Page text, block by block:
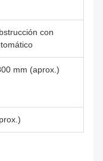
con
mm (aprox.)